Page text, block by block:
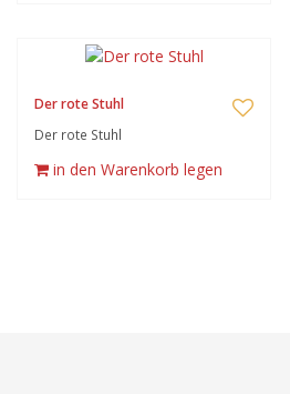
Der rote Stuhl
Der rote Stuhl
in den Warenkorb legen